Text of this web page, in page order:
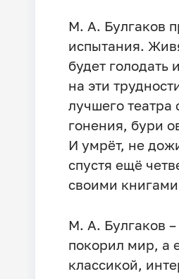
М. А. Булгаков
испытания.
будет голодать
на эти
лучшего театра
гонения, бури
И умрёт, не
спустя ещё
своими
М. А. Булгаков –
покорил мир, а
классикой,